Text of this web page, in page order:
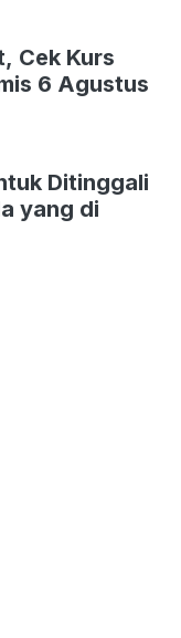
Cek Kurs
6 Agustus
Ditinggali
yang di